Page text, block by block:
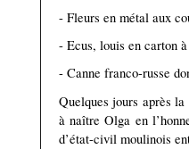
- Fleurs en métal aux
- Ecus, louis en carton
- Canne franco-russe
Quelques jours après
à naître Olga en
d’état-civil moulinois